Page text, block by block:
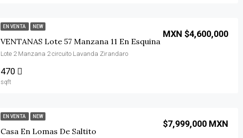
EN VENTA NEW
VENTANAS Lote 57 Manzana 11 En Esquina
MXN $4,600,000
Lote 2 Manzana 2 circuito Lavanda Zirandaro
470
sqft
EN VENTA NEW
Casa En Lomas De Saltito
$7,999,000 MXN